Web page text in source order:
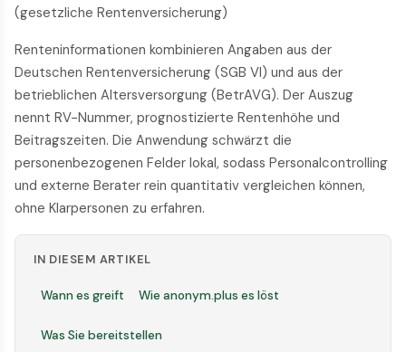
(gesetzliche Rentenversicherung)
Renteninformationen kombinieren Angaben aus der
Deutschen Rentenversicherung (SGB VI) und aus der
betrieblichen Altersversorgung (BetrAVG). Der Auszug
nennt RV-Nummer, prognostizierte Rentenhöhe und
Beitragszeiten. Die Anwendung schwärzt die
personenbezogenen Felder lokal, sodass Personalcontrolling
und externe Berater rein quantitativ vergleichen können,
ohne Klarpersonen zu erfahren.
IN DIESEM ARTIKEL
Wann es greift Wie anonym.plus es löst
Was Sie bereitstellen